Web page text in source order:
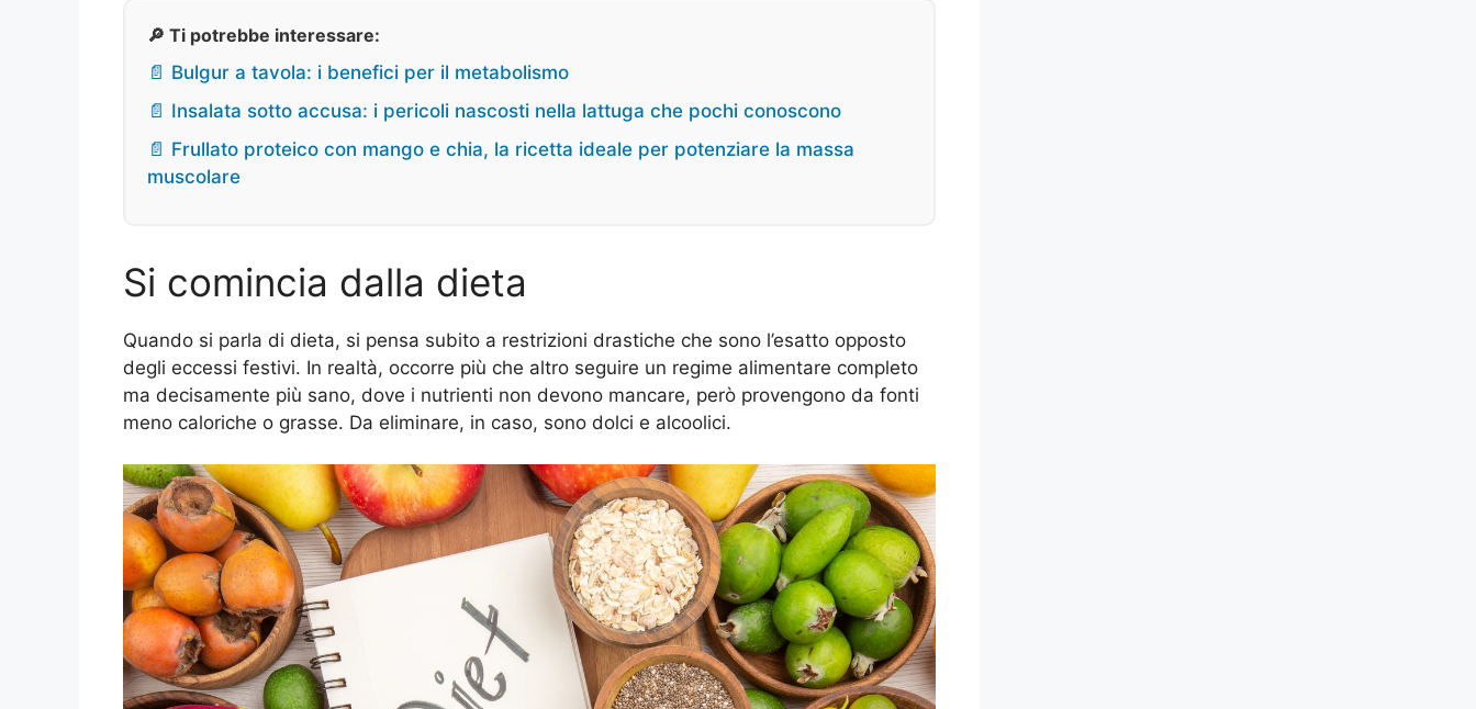
🔎 Ti potrebbe interessare:
📄 Bulgur a tavola: i benefici per il metabolismo
📄 Insalata sotto accusa: i pericoli nascosti nella lattuga che pochi conoscono
📄 Frullato proteico con mango e chia, la ricetta ideale per potenziare la massa
muscolare
Si comincia dalla dieta
Quando si parla di dieta, si pensa subito a restrizioni drastiche che sono l’esatto opposto
degli eccessi festivi. In realtà, occorre più che altro seguire un regime alimentare completo
ma decisamente più sano, dove i nutrienti non devono mancare, però provengono da fonti
meno caloriche o grasse. Da eliminare, in caso, sono dolci e alcoolici.